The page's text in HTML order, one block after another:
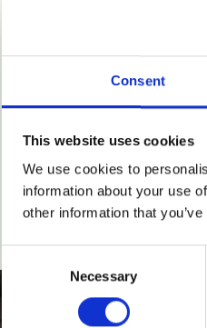
Consent
This website uses cookies
We use cookies to
information about your use
other information that
Necessary